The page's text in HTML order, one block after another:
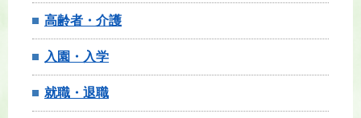
高齢者・介護
入園・入学
就職・退職